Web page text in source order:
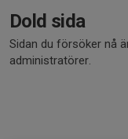
Dold sida
Sidan du försöker nå
administratörer.